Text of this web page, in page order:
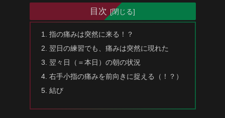
目次
指の痛みは突然に来る！？
翌日の練習でも、痛みは突然に現れた
翌々日（＝本日）の朝の状況
右手小指の痛みを前向きに捉える（！？）
結び